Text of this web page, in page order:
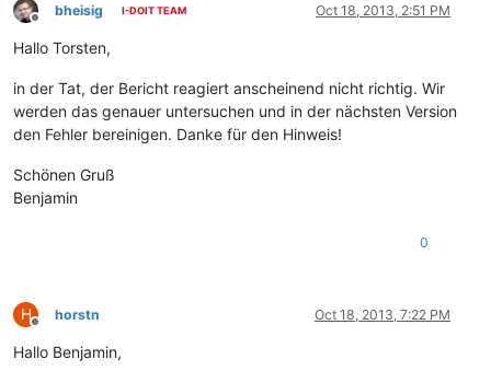
Offline
bheisig I-DOIT TEAM Oct 18, 2013, 2:51 PM
Hallo Torsten,
in der Tat, der Bericht reagiert anscheinend nicht richtig. Wir
werden das genauer untersuchen und in der nächsten Version
den Fehler bereinigen. Danke für den Hinweis!
Schönen Gruß
Benjamin
0
H
Offline
horstn Oct 18, 2013, 7:22 PM
Hallo Benjamin,